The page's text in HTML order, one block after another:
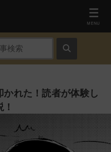
MENU
かれた！読者が体験し